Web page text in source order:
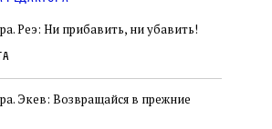
Реэ: Ни прибавить, ни убавить!
Экев: Возвращайся в прежние